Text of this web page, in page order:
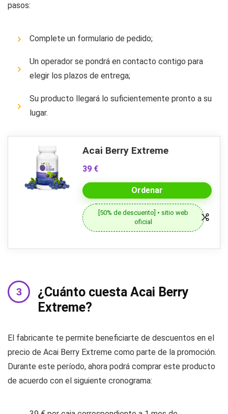
pasos:
Complete un formulario de pedido;
Un operador se pondrá en contacto contigo para
elegir los plazos de entrega;
Su producto llegará lo suficientemente pronto a su
lugar.
Acai Berry Extreme
39 €
Ordenar
[50% de descuento] • sitio web
oficial
¿Cuánto cuesta Acai Berry
Extreme?
El fabricante te permite beneficiarte de descuentos en el
precio de Acai Berry Extreme como parte de la promoción.
Durante este período, ahora podrá comprar este producto
de acuerdo con el siguiente cronograma: